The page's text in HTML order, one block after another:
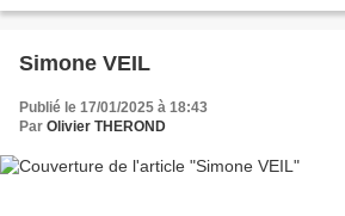
Simone VEIL
Publié le 17/01/2025 à 18:43
Par Olivier THEROND